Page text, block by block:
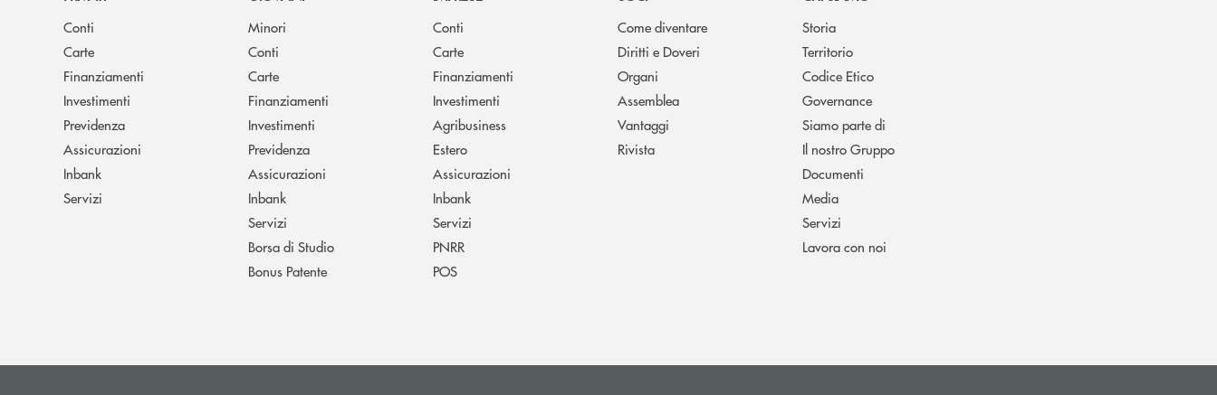
Conti
Carte
Finanziamenti
Investimenti
Previdenza
Assicurazioni
Inbank
Servizi
Minori
Conti
Carte
Finanziamenti
Investimenti
Previdenza
Assicurazioni
Inbank
Servizi
Borsa di Studio
Bonus Patente
Conti
Carte
Finanziamenti
Investimenti
Agribusiness
Estero
Assicurazioni
Inbank
Servizi
PNRR
POS
Come diventare
Diritti e Doveri
Organi
Assemblea
Vantaggi
Rivista
Storia
Territorio
Codice Etico
Governance
Siamo parte di
Il nostro Gruppo
Documenti
Media
Servizi
Lavora con noi